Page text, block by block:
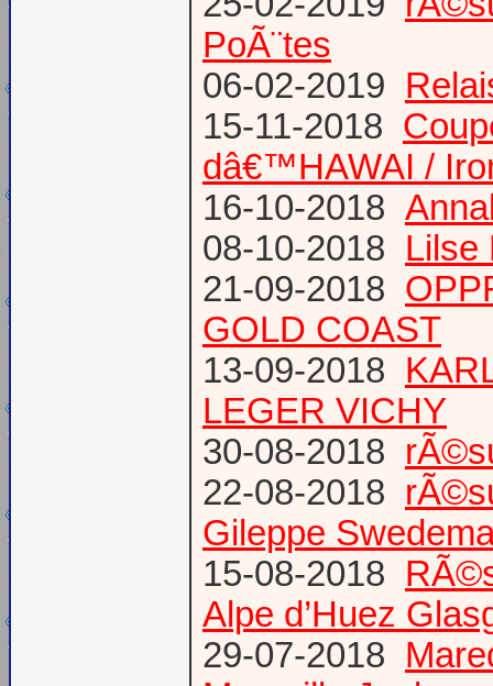
PoÃ¨tes
06-02-2019
15-11-2018
dâ€™HAWAI /
16-10-2018
08-10-2018 Lilse
21-09-2018
GOLD COAST
13-09-2018
LEGER VICHY
30-08-2018
22-08-2018
Gileppe
15-08-2018
Alpe d’Huez
29-07-2018